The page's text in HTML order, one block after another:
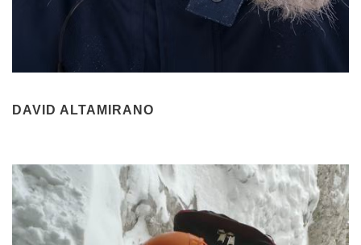
DAVID ALTAMIRANO